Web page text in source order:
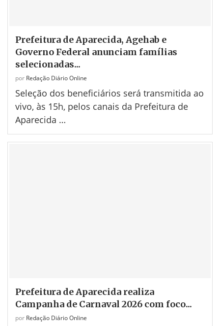
Prefeitura de Aparecida, Agehab e
Governo Federal anunciam famílias
selecionadas...
por Redação Diário Online
Seleção dos beneficiários será transmitida ao
vivo, às 15h, pelos canais da Prefeitura de
Aparecida …
Prefeitura de Aparecida realiza
Campanha de Carnaval 2026 com foco...
por Redação Diário Online